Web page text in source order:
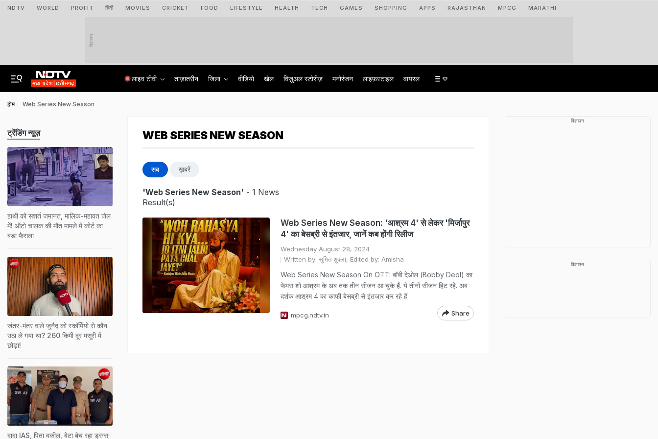
NDTV WORLD PROFIT हिंदी MOVIES CRICKET FOOD LIFESTYLE HEALTH TECH GAMES SHOPPING APPS RAJASTHAN MPCG MARATHI
विज्ञापन
लाइव टीवी ताज़ातरीन जिला वीडियो खेल विज़ुअल स्टोरीज़ मनोरंजन लाइफ़स्टाइल वायरल
होम Web Series New Season
WEB SERIES NEW SEASON
सब ख़बरें
'Web Series New Season' - 1 News
Result(s)
Web Series New Season: 'आश्रम 4' से लेकर 'मिर्जापुर
4' का बेसब्री से इंतजार, जानें कब होंगी रिलीज
Wednesday August 28, 2024
Written by: सुमित शुक्ला, Edited by: Amisha
Web Series New Season On OTT: बॉबी देओल (Bobby Deol) का
फेमस शो आश्रम के अब तक तीन सीजन आ चुके हैं. ये तीनों सीजन हिट रहे. अब
दर्शक आश्रम 4 का काफी बेसब्री से इंतजार कर रहे हैं.
mpcg.ndtv.in Share
ट्रेंडिंग न्यूज़
हाथी को सशर्त जमानत, मालिक-महावत जेल
में! ऑटो चालक की मौत मामले में कोर्ट का
बड़ा फैसला
जंतर-मंतर वाले जुनैद को स्कॉर्पियो से कौन
उठा ले गया था? 260 किमी दूर मसूरी में
छोड़ा!
दादा IAS, पिता वकील, बेटा बेच रहा ड्रग्स;
विज्ञापन
विज्ञापन